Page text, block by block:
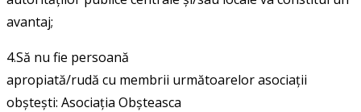
avantaj;
4.Să nu fie persoană
apropiată/rudă cu membrii următoarelor asociații
obștești: Asociația Obșteasca